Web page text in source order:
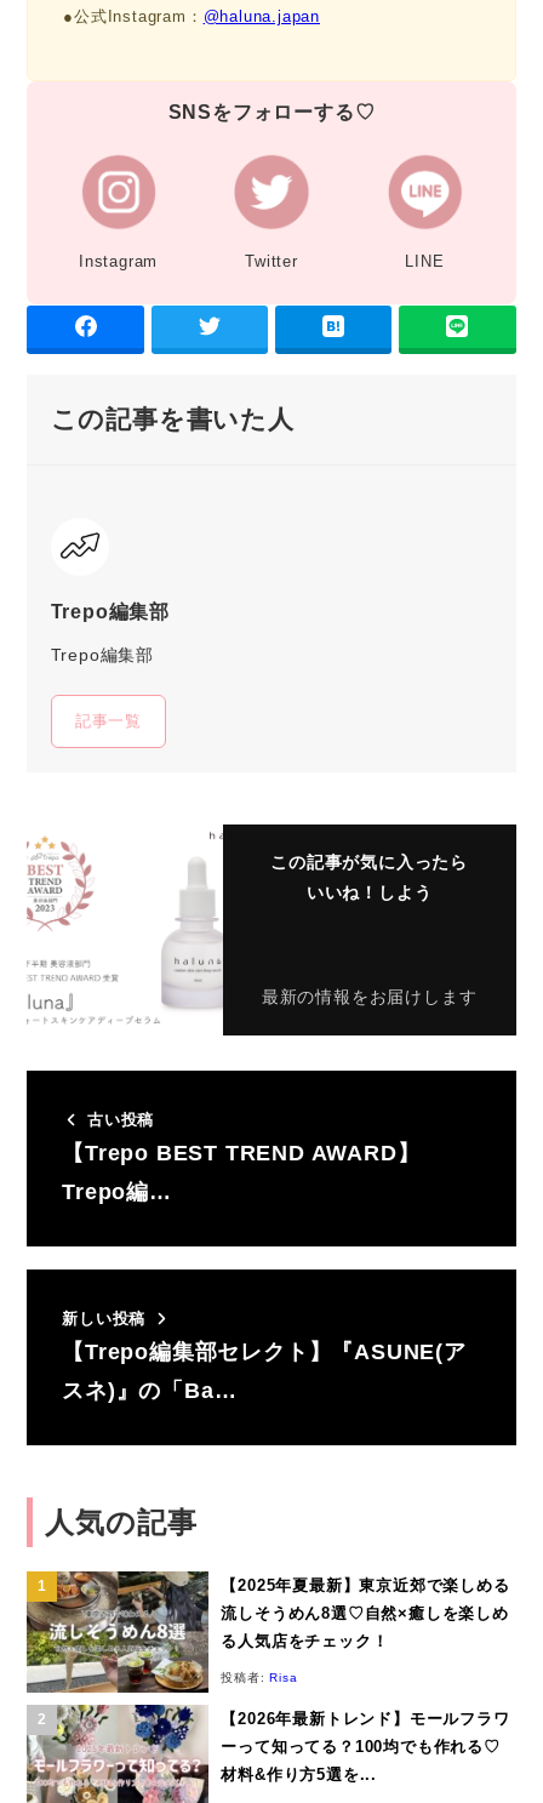
●公式Instagram： @haluna.japan
SNSをフォローする♡
Instagram Twitter LINE
この記事を書いた人
Trepo編集部
Trepo編集部
記事一覧
この記事が気に入ったら
いいね！しよう
最新の情報をお届けします
古い投稿
【Trepo BEST TREND AWARD】
Trepo編…
新しい投稿
【Trepo編集部セレクト】『ASUNE(ア
スネ)』の「Ba…
人気の記事
【2025年夏最新】東京近郊で楽しめる
流しそうめん8選♡自然×癒しを楽しめ
る人気店をチェック！
投稿者:Risa
【2026年最新トレンド】モールフラワ
ーって知ってる？100均でも作れる♡
材料&作り方5選を...